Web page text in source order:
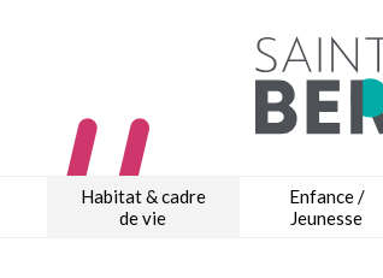
Habitat & cadre
de vie
Enfance /
Jeunesse